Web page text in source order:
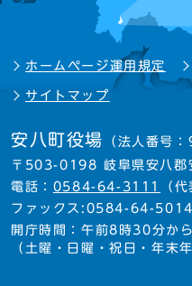
ホームページ運用規定
サイトマップ
安八町役場 （法人番号
〒503-0198 岐阜県安八郡
電話： 0584-64-3111
（
ファックス:0584-64-5014
開庁時間：午前8時30分か
（土曜・日曜・祝日・年末